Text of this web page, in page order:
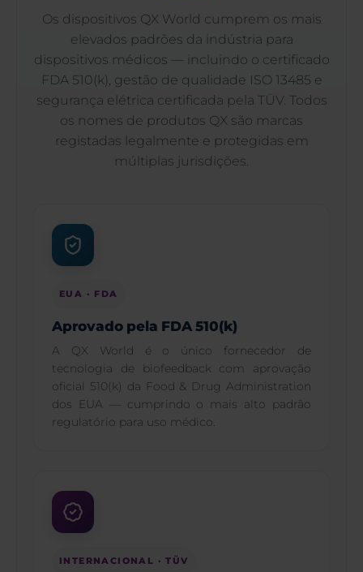
Os dispositivos QX World cumprem os mais
elevados padrões da indústria para
dispositivos médicos — incluindo o certificado
FDA 510(k), gestão de qualidade ISO 13485 e
segurança elétrica certificada pela TÜV. Todos
os nomes de produtos QX são marcas
registadas legalmente e protegidas em
múltiplas jurisdições.
EUA · FDA
Aprovado pela FDA 510(k)
A QX World é o único fornecedor de
tecnologia de biofeedback com aprovação
oficial 510(k) da Food & Drug Administration
dos EUA — cumprindo o mais alto padrão
regulatório para uso médico.
INTERNACIONAL · TÜV